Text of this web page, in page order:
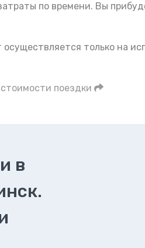
по времени. Вы
только на
поездки
в